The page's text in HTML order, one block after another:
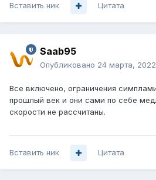
Вставить ник Цитата
Saab95
Опубликовано 24 марта, 2022
Все включено, ограничения
прошлый век и они сами по себе
скорости не рассчитаны.
Вставить ник Цитата